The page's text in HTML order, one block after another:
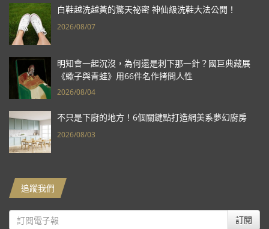
白鞋越洗越黃的驚天祕密 神仙級洗鞋大法公開！
2026/08/07
明知會一起沉沒，為何還是刺下那一針？國巨典藏展
《蠍子與青蛙》用66件名作拷問人性
2026/08/04
不只是下廚的地方！6個關鍵點打造網美系夢幻廚房
2026/08/03
追蹤我們
訂閱